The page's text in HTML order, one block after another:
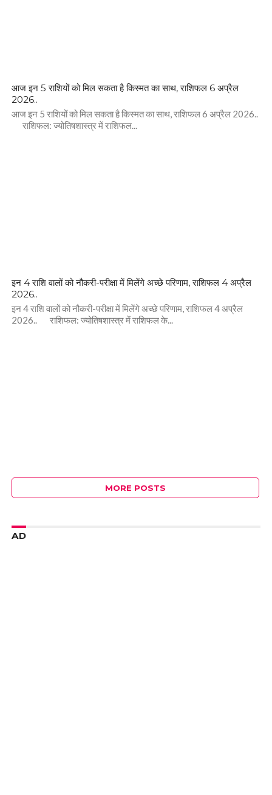
आज इन 5 राशियों को मिल सकता है किस्मत का साथ, राशिफल 6 अप्रैल
2026..
आज इन 5 राशियों को मिल सकता है किस्मत का साथ, राशिफल 6 अप्रैल 2026..
राशिफल: ज्योतिषशास्त्र में राशिफल...
इन 4 राशि वालों को नौकरी-परीक्षा में मिलेंगे अच्छे परिणाम, राशिफल 4 अप्रैल
2026..
इन 4 राशि वालों को नौकरी-परीक्षा में मिलेंगे अच्छे परिणाम, राशिफल 4 अप्रैल
2026.. राशिफल: ज्योतिषशास्त्र में राशिफल के...
MORE POSTS
AD